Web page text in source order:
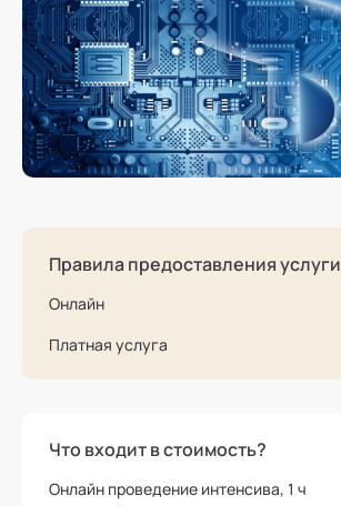
Правила предоставления услуги
Онлайн
Платная услуга
Что входит в стоимость?
Онлайн проведение интенсива, 1 ч